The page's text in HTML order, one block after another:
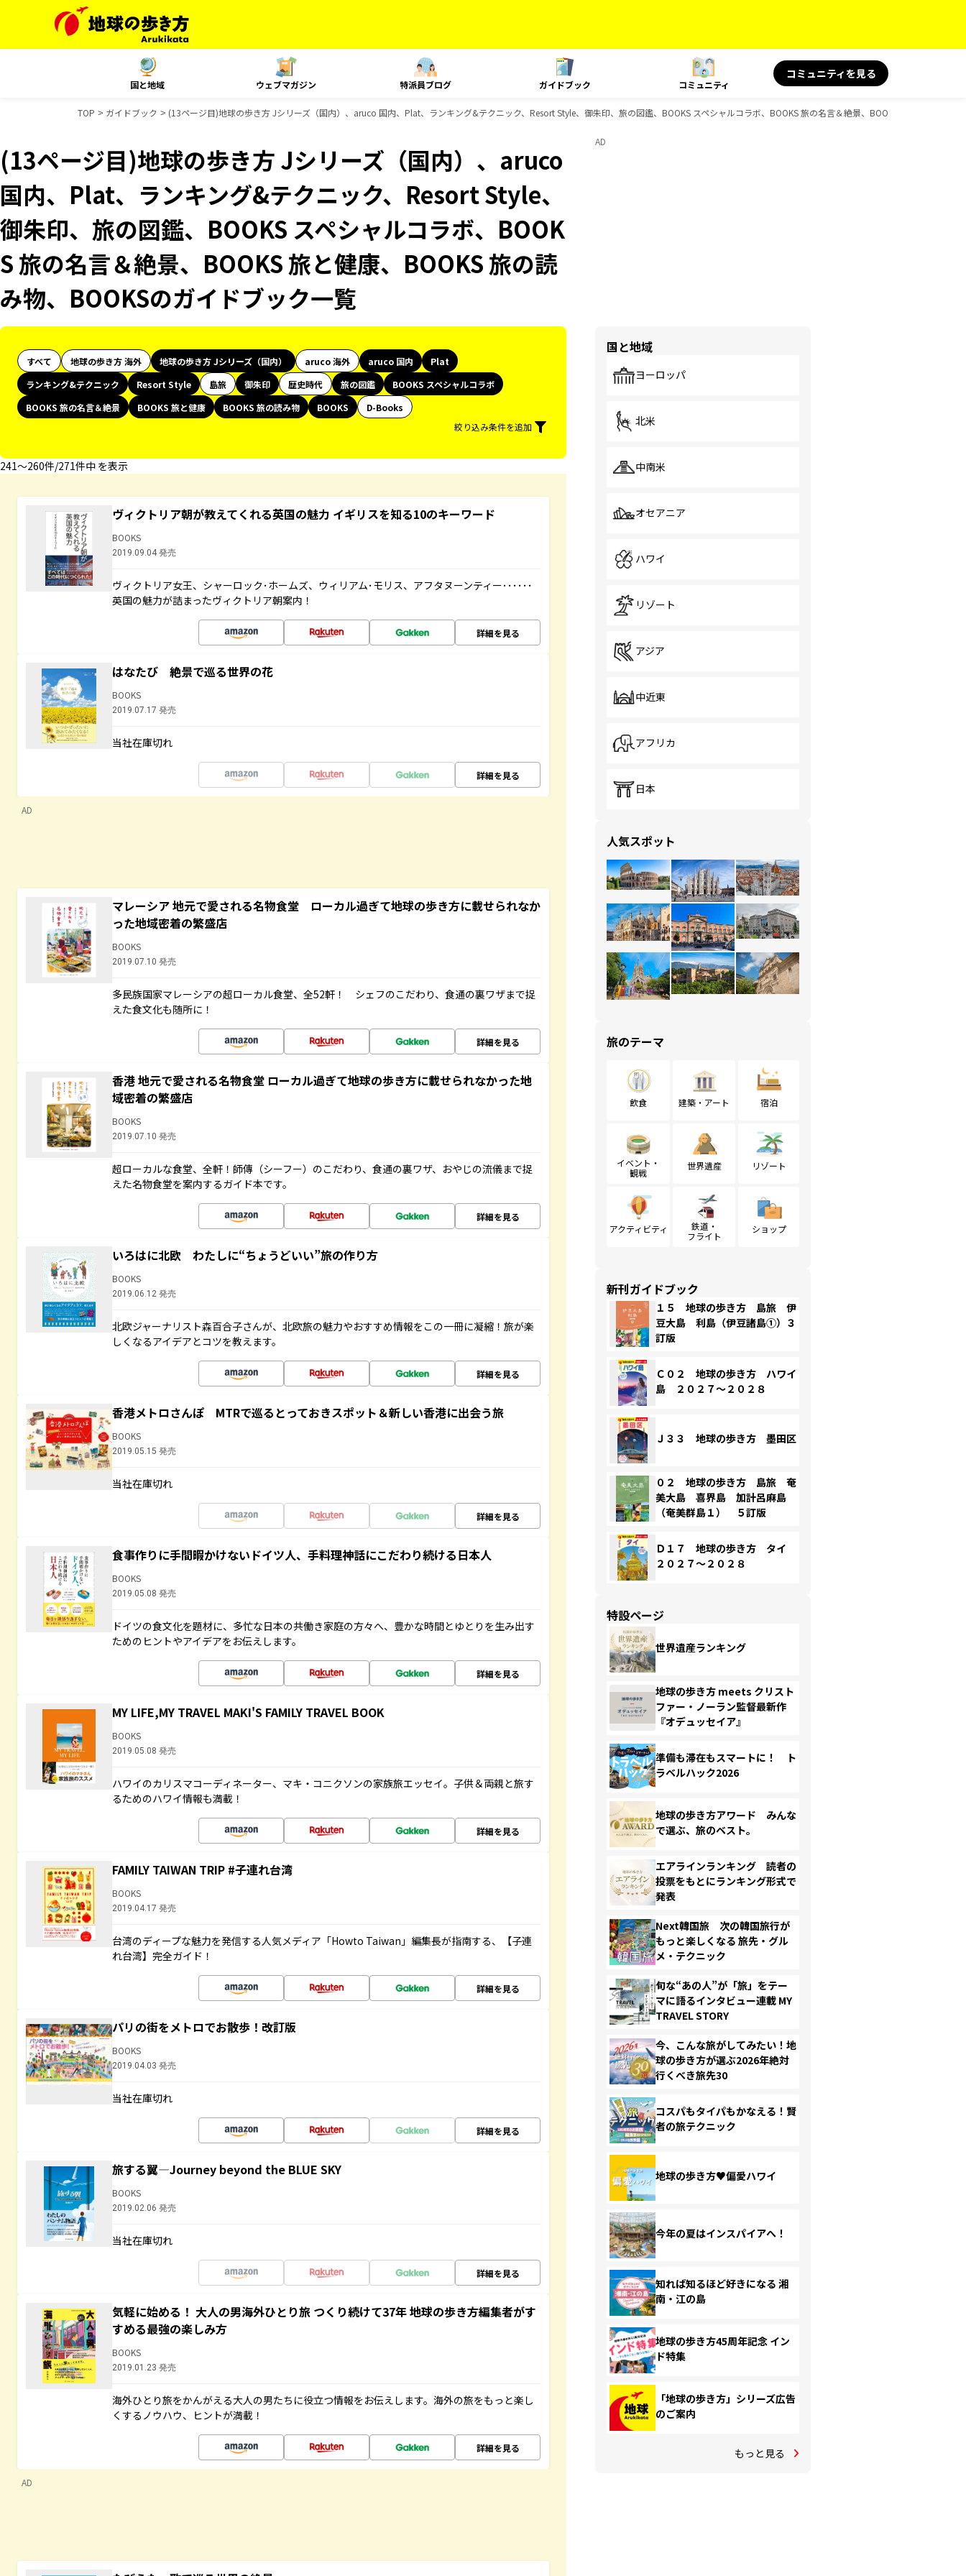
国と地域 ウェブマガジン 特派員ブログ ガイドブック コミュニティ
コミュニティを見る
TOP ガイドブック (13ページ目)地球の歩き方 Jシリーズ（国内）、aruco 国内、Plat、ランキング&テクニック、Resort Style、御朱印、旅の図鑑、BOOKS スペシャルコラボ、BOOKS 旅の名言＆絶景、BOOKS 旅と健康、
(13ページ目)地球の歩き方 Jシリーズ（国内）、aruco
国内、Plat、ランキング&テクニック、Resort Style、
御朱印、旅の図鑑、BOOKS スペシャルコラボ、BOOK
S 旅の名言＆絶景、BOOKS 旅と健康、BOOKS 旅の読
み物、BOOKSのガイドブック一覧
すべて 地球の歩き方 海外 地球の歩き方 Jシリーズ（国内） aruco 海外 aruco 国内
Plat
ランキング&テクニック
Resort Style 島旅 御朱印 歴史時代 旅の図鑑
BOOKS スペシャルコラボ
BOOKS 旅の名言＆絶景
BOOKS 旅と健康 BOOKS 旅の読み物 BOOKS
D-Books
絞り込み条件を追加
241〜260件/271件中 を表示
ヴィクトリア朝が教えてくれる英国の魅力 イギリスを知る10のキーワード
BOOKS
2019.09.04 発売
ヴィクトリア女王、シャーロック･ホームズ、ウィリアム･モリス、アフタヌーンティー･･････
英国の魅力が詰まったヴィクトリア朝案内！
詳細を見る
はなたび 絶景で巡る世界の花
BOOKS
2019.07.17 発売
当社在庫切れ
詳細を見る
AD
マレーシア 地元で愛される名物食堂 ローカル過ぎて地球の歩き方に載せられなか
った地域密着の繁盛店
BOOKS
2019.07.10 発売
多民族国家マレーシアの超ローカル食堂、全52軒！ シェフのこだわり、食通の裏ワザまで捉
えた食文化も随所に！
詳細を見る
香港 地元で愛される名物食堂 ローカル過ぎて地球の歩き方に載せられなかった地
域密着の繁盛店
BOOKS
2019.07.10 発売
超ローカルな食堂、全軒！師傳（シーフー）のこだわり、食通の裏ワザ、おやじの流儀まで捉
えた名物食堂を案内するガイド本です。
詳細を見る
いろはに北欧 わたしに“ちょうどいい”旅の作り方
BOOKS
2019.06.12 発売
北欧ジャーナリスト森百合子さんが、北欧旅の魅力やおすすめ情報をこの一冊に凝縮！旅が楽
しくなるアイデアとコツを教えます。
詳細を見る
香港メトロさんぽ MTRで巡るとっておきスポット＆新しい香港に出会う旅
BOOKS
2019.05.15 発売
当社在庫切れ
詳細を見る
食事作りに手間暇かけないドイツ人、手料理神話にこだわり続ける日本人
BOOKS
2019.05.08 発売
ドイツの食文化を題材に、多忙な日本の共働き家庭の方々へ、豊かな時間とゆとりを生み出す
ためのヒントやアイデアをお伝えします。
詳細を見る
MY LIFE,MY TRAVEL MAKI'S FAMILY TRAVEL BOOK
BOOKS
2019.05.08 発売
ハワイのカリスマコーディネーター、マキ・コニクソンの家族旅エッセイ。子供＆両親と旅す
るためのハワイ情報も満載！
詳細を見る
FAMILY TAIWAN TRIP #子連れ台湾
BOOKS
2019.04.17 発売
台湾のディープな魅力を発信する人気メディア「Howto Taiwan」編集長が指南する、【子連
れ台湾】完全ガイド！
詳細を見る
パリの街をメトロでお散歩！改訂版
BOOKS
2019.04.03 発売
当社在庫切れ
詳細を見る
旅する翼―Journey beyond the BLUE SKY
BOOKS
2019.02.06 発売
当社在庫切れ
詳細を見る
気軽に始める！ 大人の男海外ひとり旅 つくり続けて37年 地球の歩き方編集者がす
すめる最強の楽しみ方
BOOKS
2019.01.23 発売
海外ひとり旅をかんがえる大人の男たちに役立つ情報をお伝えします。海外の旅をもっと楽し
くするノウハウ、ヒントが満載！
詳細を見る
AD
AD
国と地域
ヨーロッパ
北米
中南米
オセアニア
ハワイ
リゾート
アジア
中近東
アフリカ
日本
人気スポット
旅のテーマ
飲食 建築・アート 宿泊
イベント・
観戦
世界遺産 リゾート
アクティビティ
鉄道・
フライト
ショップ
新刊ガイドブック
１５ 地球の歩き方 島旅 伊
豆大島 利島（伊豆諸島①）３
訂版
Ｃ０２ 地球の歩き方 ハワイ
島 ２０２７～２０２８
Ｊ３３ 地球の歩き方 墨田区
０２ 地球の歩き方 島旅 奄
美大島 喜界島 加計呂麻島
（奄美群島１） ５訂版
Ｄ１７ 地球の歩き方 タイ
２０２７～２０２８
特設ページ
世界遺産ランキング
地球の歩き方 meets クリスト
ファー・ノーラン監督最新作
『オデュッセイア』
準備も滞在もスマートに！ ト
ラベルハック2026
地球の歩き方アワード みんな
で選ぶ、旅のベスト。
エアラインランキング 読者の
投票をもとにランキング形式で
発表
Next韓国旅 次の韓国旅行が
もっと楽しくなる 旅先・グル
メ・テクニック
旬な“あの人”が「旅」をテー
マに語るインタビュー連載 MY
TRAVEL STORY
今、こんな旅がしてみたい！地
球の歩き方が選ぶ2026年絶対
行くべき旅先30
コスパもタイパもかなえる！賢
者の旅テクニック
地球の歩き方♥偏愛ハワイ
今年の夏はインスパイアへ！
知れば知るほど好きになる 湘
南・江の島
地球の歩き方45周年記念 イン
ド特集
「地球の歩き方」シリーズ広告
のご案内
もっと見る